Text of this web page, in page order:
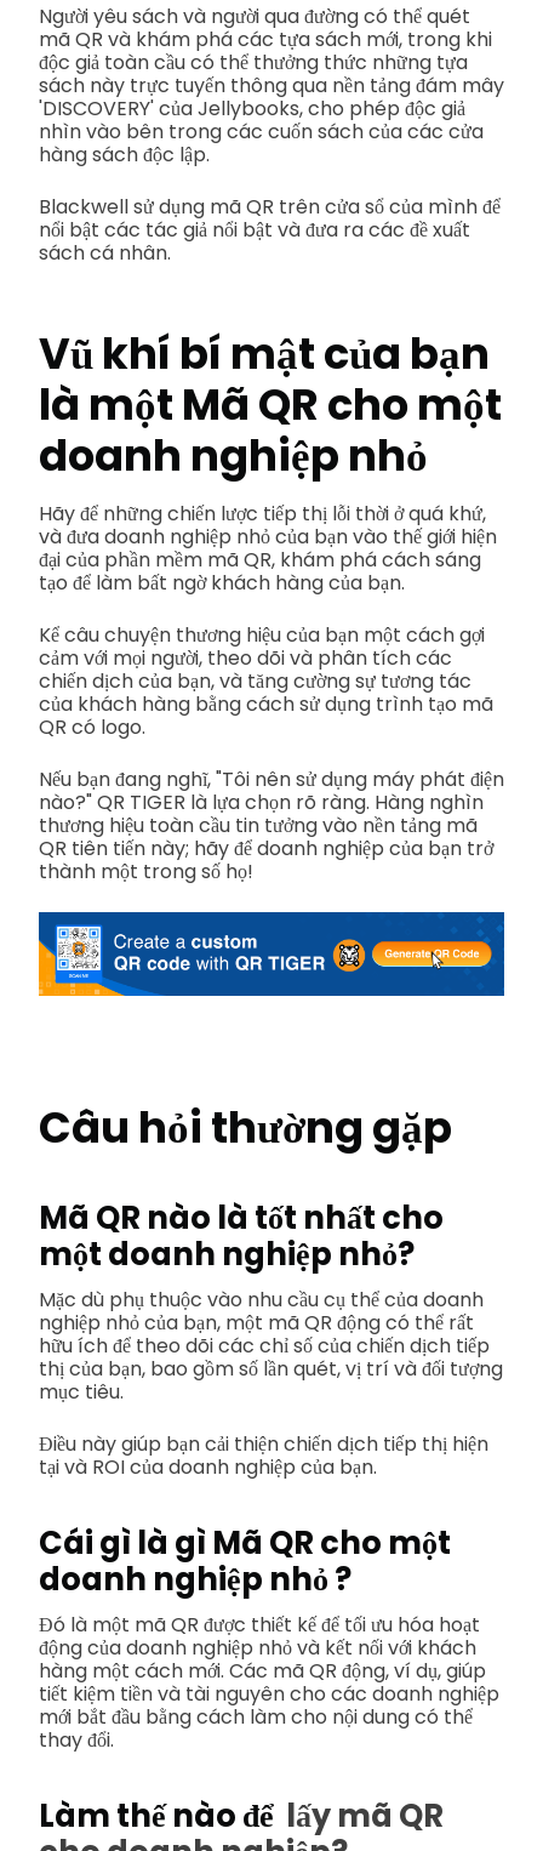
Người yêu sách và người qua đường có thể quét
mã QR và khám phá các tựa sách mới, trong khi
độc giả toàn cầu có thể thưởng thức những tựa
sách này trực tuyến thông qua nền tảng đám mây
'DISCOVERY' của Jellybooks, cho phép độc giả
nhìn vào bên trong các cuốn sách của các cửa
hàng sách độc lập.
Blackwell sử dụng mã QR trên cửa sổ của mình để
nổi bật các tác giả nổi bật và đưa ra các đề xuất
sách cá nhân.
Vũ khí bí mật của bạn
là một Mã QR cho một
doanh nghiệp nhỏ
Hãy để những chiến lược tiếp thị lỗi thời ở quá khứ,
và đưa doanh nghiệp nhỏ của bạn vào thế giới hiện
đại của phần mềm mã QR, khám phá cách sáng
tạo để làm bất ngờ khách hàng của bạn.
Kể câu chuyện thương hiệu của bạn một cách gợi
cảm với mọi người, theo dõi và phân tích các
chiến dịch của bạn, và tăng cường sự tương tác
của khách hàng bằng cách sử dụng trình tạo mã
QR có logo.
Nếu bạn đang nghĩ, "Tôi nên sử dụng máy phát điện
nào?" QR TIGER là lựa chọn rõ ràng. Hàng nghìn
thương hiệu toàn cầu tin tưởng vào nền tảng mã
QR tiên tiến này; hãy để doanh nghiệp của bạn trở
thành một trong số họ!
Câu hỏi thường gặp
Mã QR nào là tốt nhất cho
một doanh nghiệp nhỏ?
Mặc dù phụ thuộc vào nhu cầu cụ thể của doanh
nghiệp nhỏ của bạn, một mã QR động có thể rất
hữu ích để theo dõi các chỉ số của chiến dịch tiếp
thị của bạn, bao gồm số lần quét, vị trí và đối tượng
mục tiêu.
Điều này giúp bạn cải thiện chiến dịch tiếp thị hiện
tại và ROI của doanh nghiệp của bạn.
Cái gì là gì Mã QR cho một
doanh nghiệp nhỏ?
Đó là một mã QR được thiết kế để tối ưu hóa hoạt
động của doanh nghiệp nhỏ và kết nối với khách
hàng một cách mới. Các mã QR động, ví dụ, giúp
tiết kiệm tiền và tài nguyên cho các doanh nghiệp
mới bắt đầu bằng cách làm cho nội dung có thể
thay đổi.
Làm thế nào để lấy mã QR